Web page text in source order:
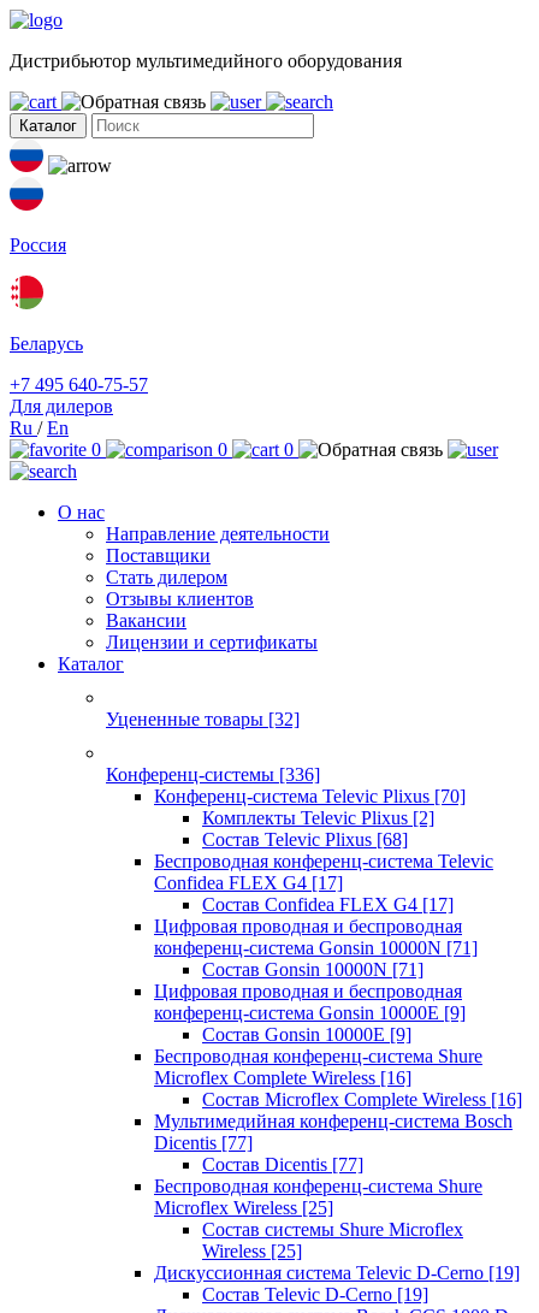
Дистрибьютор мультимедийного оборудования
Каталог
Россия
Беларусь
+7 495 640-75-57
Для дилеров
Ru /En
0
0 0
О нас
Направление деятельности
Поставщики
Стать дилером
Отзывы клиентов
Вакансии
Лицензии и сертификаты
Каталог
Уцененные товары [32]
Конференц-системы [336]
Конференц-система Televic Plixus [70]
Комплекты Televic Plixus [2]
Состав Televic Plixus [68]
Беспроводная конференц-система Televic
Confidea FLEX G4 [17]
Состав Confidea FLEX G4 [17]
Цифровая проводная и беспроводная
конференц-система Gonsin 10000N [71]
Состав Gonsin 10000N [71]
Цифровая проводная и беспроводная
конференц-система Gonsin 10000E [9]
Состав Gonsin 10000E [9]
Беспроводная конференц-система Shure
Microflex Complete Wireless [16]
Состав Microflex Complete Wireless [16]
Мультимедийная конференц-система Bosch
Dicentis [77]
Состав Dicentis [77]
Беспроводная конференц-система Shure
Microflex Wireless [25]
Состав системы Shure Microflex
Wireless [25]
Дискуссионная система Televic D-Cerno [19]
Состав Televic D-Cerno [19]